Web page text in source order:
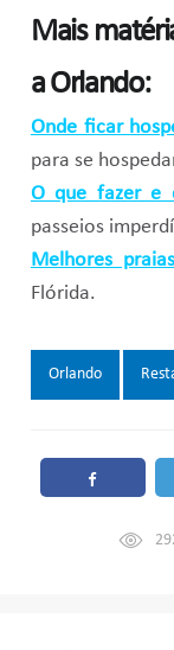
Mais
a Orlando:
Onde ficar
para se
O que fazer e
passeios
Melhores
Flórida.
Tags:
Orlando